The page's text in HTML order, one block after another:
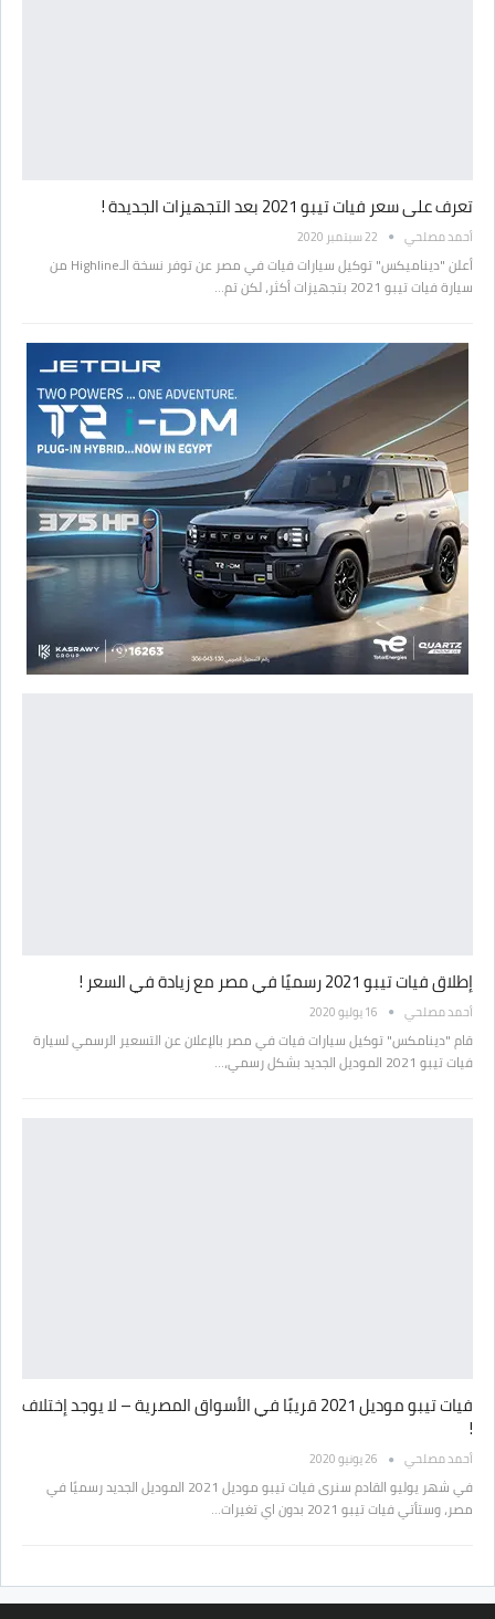
تعرف على سعر فيات تيبو 2021 بعد التجهيزات الجديدة !
أحمد مصلحي 22 سبتمبر 2020
أعلن "ديناميكس" توكيل سيارات فيات في مصر عن توفر نسخة الـHighline من
سيارة فيات تيبو 2021 بتجهيزات أكثر، لكن تم…
إطلاق فيات تيبو 2021 رسميًا في مصر مع زيادة في السعر !
أحمد مصلحي 16 يوليو 2020
قام "دينامكس" توكيل سيارات فيات في مصر بالإعلان عن التسعير الرسمي لسيارة
فيات تيبو 2021 الموديل الجديد بشكل رسمي،…
فيات تيبو موديل 2021 قريبًا في الأسواق المصرية – لا يوجد إختلاف
!
أحمد مصلحي 26 يونيو 2020
في شهر يوليو القادم سنرى فيات تيبو موديل 2021 الموديل الجديد رسميًا في
مصر، وستأتي فيات تيبو 2021 بدون اي تغيرات…